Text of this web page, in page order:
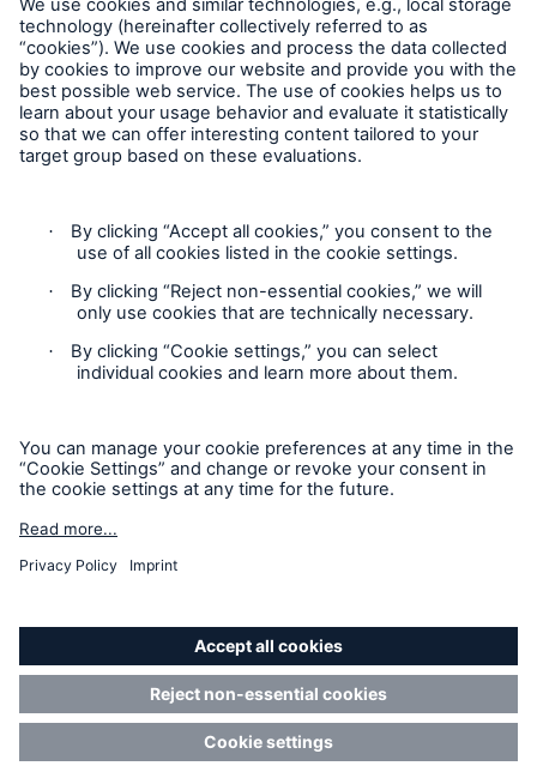
Follow Us
Cookie Settings
Privacy Statement
Terms of Use
Accessibility mode
© 2026 The Hartford Steam Boiler Inspection and Insurance
informational purposes only and does not modify or invalidate
any of the provisions, exclusions, terms or conditions of the
policy and endorsements. For specific terms and conditions,
please refer to the coverage form.